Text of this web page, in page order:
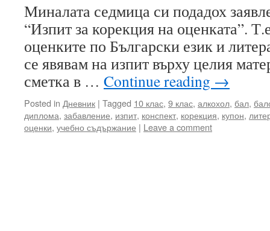
Миналата седмица си подадох
“Изпит за корекция на оценката”.
оценките по Български език и
се явявам на изпит върху целия
сметка в … Continue reading →
Posted in Дневник | Tagged 10 клас, 9 клас, алкохол, бал,
диплома, забавление, изпит, конспект, корекция, купон,
оценки, учебно съдържание | Leave a comment